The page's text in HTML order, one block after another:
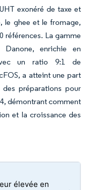
exonéré de taxe et
le ghee et le fromage,
références. La gamme
Danone, enrichie en
un ratio 9:1 de
a atteint une part
préparations pour
démontrant comment
et la croissance des
élevée en